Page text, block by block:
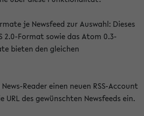
je Newsfeed zur Auswahl: Dieses
2.0-Format sowie das Atom 0.3-
bieten den gleichen
Reader einen neuen RSS-Account
URL des gewünschten Newsfeeds ein.